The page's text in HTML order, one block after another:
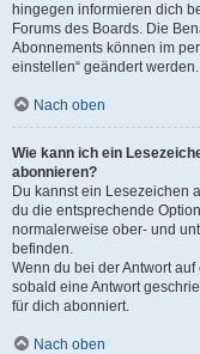
hingegen informieren dich
Forums des Boards. Die
Abonnements können im
einstellen“ geändert werden.
Nach oben
Wie kann ich ein
abonnieren?
Du kannst ein Lesezeichen
du die entsprechende
normalerweise ober- und
befinden.
Wenn du bei der Antwort
sobald eine Antwort
für dich abonniert.
Nach oben